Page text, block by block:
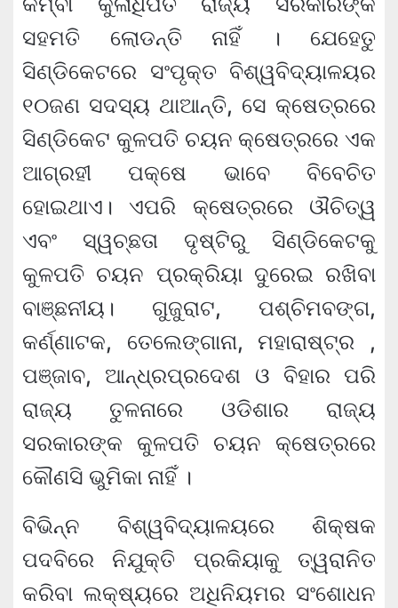
ସହମତି ଲୋଡନ୍ତି ନାହିଁ । ଯେହେତୁ
ସିଣ୍ଡିକେଟରେ ସଂପୃକ୍ତ ବିଶ୍ୱବିଦ୍ୟାଳୟର
୧୦ଜଣ ସଦସ୍ୟ ଥାଆନ୍ତି, ସେ କ୍ଷେତ୍ରରେ
ସିଣ୍ଡିକେଟ କୁଳପତି ଚୟନ କ୍ଷେତ୍ରରେ ଏକ
ଆଗ୍ରହୀ ପକ୍ଷେ ଭାବେ ବିବେଚିତ
ହୋଇଥାଏ। ଏପରି କ୍ଷେତ୍ରରେ ଔଚିତ୍ୱ
ଏବଂ ସ୍ୱଚ୍ଛତା ଦୃଷ୍ଟିରୁ ସିଣ୍ଡିକେଟକୁ
କୁଳପତି ଚୟନ ପ୍ରକ୍ରିୟା ଦୁରେଇ ରଖିବା
ବାଞ୍ଛନୀୟ। ଗୁଜୁରାଟ, ପଶ୍ଚିମବଙ୍ଗ,
କର୍ଣ୍ଣାଟକ, ତେଲେଙ୍ଗାନା, ମହାରାଷ୍ଟ୍ର ,
ପଞ୍ଜାବ, ଆନ୍ଧ୍ରପ୍ରଦେଶ ଓ ବିହାର ପରି
ରାଜ୍ୟ ତୁଳନାରେ ଓଡିଶାର ରାଜ୍ୟ
ସରକାରଙ୍କ କୁଳପତି ଚୟନ କ୍ଷେତ୍ରରେ
କୌଣସି ଭୁମିକା ନାହିଁ ।
ବିଭିନ୍ନ ବିଶ୍ୱବିଦ୍ୟାଳୟରେ ଶିକ୍ଷକ
ପଦବିରେ ନିଯୁକ୍ତି ପ୍ରକିୟାକୁ ତ୍ୱରାନିତ
କରିବା ଲକ୍ଷ୍ୟରେ ଅଧିନିୟମର ସଂଶୋଧନ